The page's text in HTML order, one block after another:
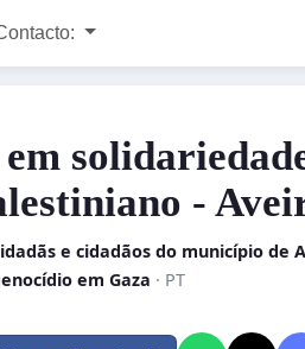
-
e cidadãos do município de
em Gaza · PT